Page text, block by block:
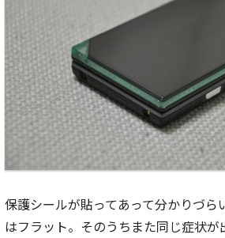
保護シールが貼ってあって分かりづら
はフラット。そのうちまた同じ症状が